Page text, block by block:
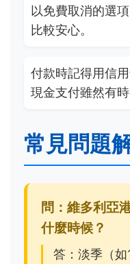
以免費取消的選
比較安心。
付款時記得用信
現金支付雖然有
常見問題
問：維多利亞
什麼時候？
答：淡季（